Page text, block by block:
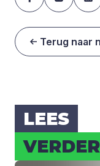
Terug naar
LEES
VER­DER